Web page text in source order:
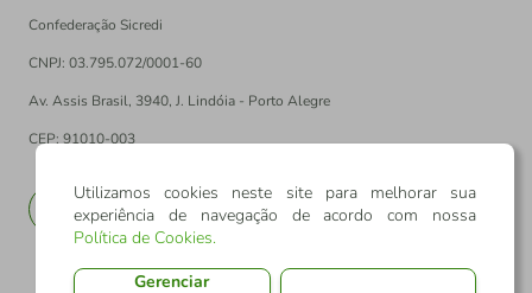
Confederação Sicredi
CNPJ: 03.795.072/0001-60
Av. Assis Brasil, 3940, J. Lindóia - Porto Alegre
CEP: 91010-003
EN
Utilizamos cookies neste site para melhorar sua
experiência de navegação de acordo com nossa
Política de Cookies.
Gerenciar